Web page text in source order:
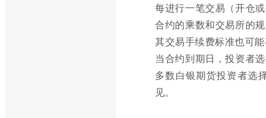
每进行一笔交易（开仓
合约的乘数和交易所的
其交易手续费标准也可
当合约到期日，投资者
多数白银期货投资者选
见。